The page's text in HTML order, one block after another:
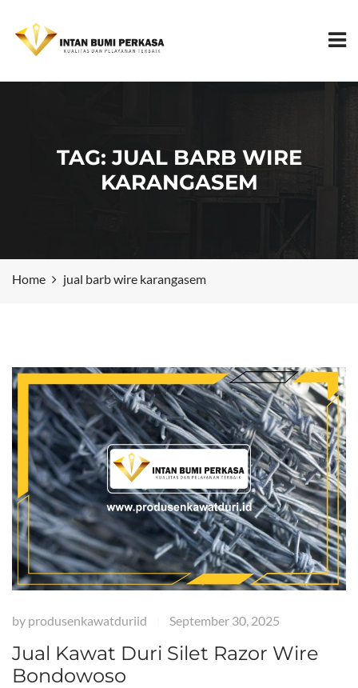
TAG:JUAL BARB WIRE
KARANGASEM
Home jual barb wire karangasem
by produsenkawatduriid September 30, 2025
Jual Kawat Duri Silet Razor Wire
Bondowoso